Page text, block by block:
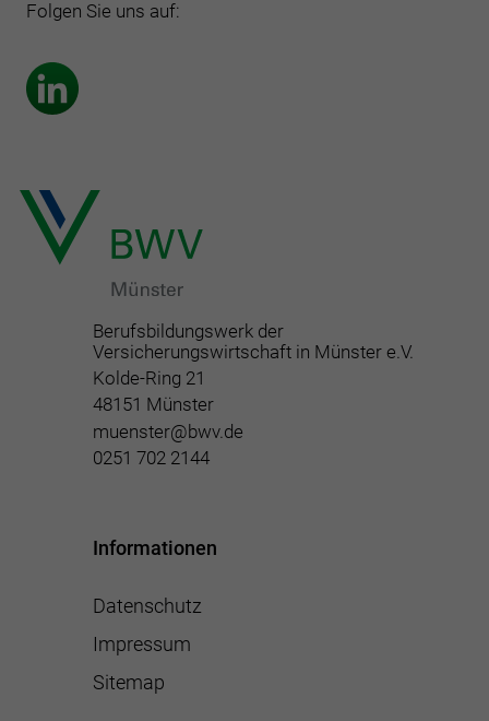
Folgen Sie uns auf:
Berufsbildungswerk der
Versicherungswirtschaft in Münster e.V.
Kolde-Ring 21
48151 Münster
muenster@bwv.de
0251 702 2144
Informationen
Datenschutz
Impressum
Sitemap